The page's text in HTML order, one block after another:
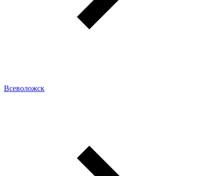
Всеволожск